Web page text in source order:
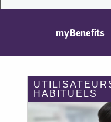
myBenefits
HABITUELS